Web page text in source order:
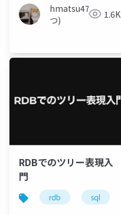
hmatsu47(ま
つ)
1.6K
RDBでのツリー表現入
門
rdb sql